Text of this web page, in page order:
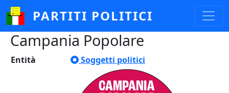
Salta al contenuto principale
PARTITI POLITICI
Campania Popolare
Entità Soggetti politici